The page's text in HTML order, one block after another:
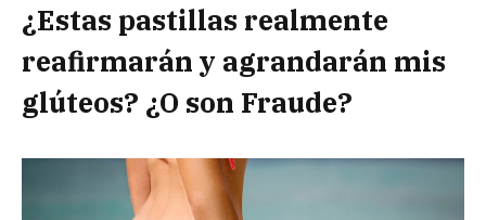
¿Estas pastillas realmente
reafirmarán y agrandarán mis
glúteos? ¿O son Fraude?